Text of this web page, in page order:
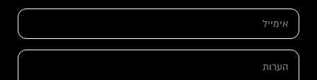
י
ה
ר
א
מ
י
ה